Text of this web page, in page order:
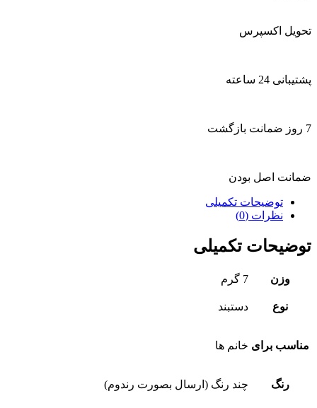
تحویل اکسپرس
پشتیبانی 24 ساعته
7 روز ضمانت بازگشت
ضمانت اصل بودن
توضیحات تکمیلی
نظرات (0)
توضیحات تکمیلی
وزن 7 گرم
نوع دستبند
مناسب برای خانم ها
رنگ چند رنگ (ارسال بصورت رندوم)